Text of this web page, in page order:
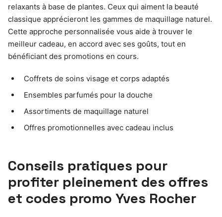
relaxants à base de plantes. Ceux qui aiment la beauté
classique apprécieront les gammes de maquillage naturel.
Cette approche personnalisée vous aide à trouver le
meilleur cadeau, en accord avec ses goûts, tout en
bénéficiant des promotions en cours.
Coffrets de soins visage et corps adaptés
Ensembles parfumés pour la douche
Assortiments de maquillage naturel
Offres promotionnelles avec cadeau inclus
Conseils pratiques pour
profiter pleinement des offres
et codes promo Yves Rocher